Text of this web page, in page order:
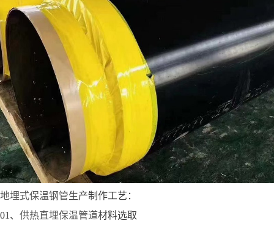
地埋式保温钢管生产制作工艺：
01、 供热直埋保温管道材料选取